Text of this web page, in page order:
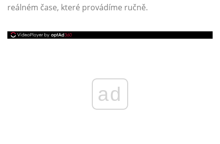
reálném čase, které provádíme ručně.
ad